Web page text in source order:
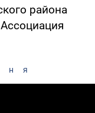
района
Ассоциация